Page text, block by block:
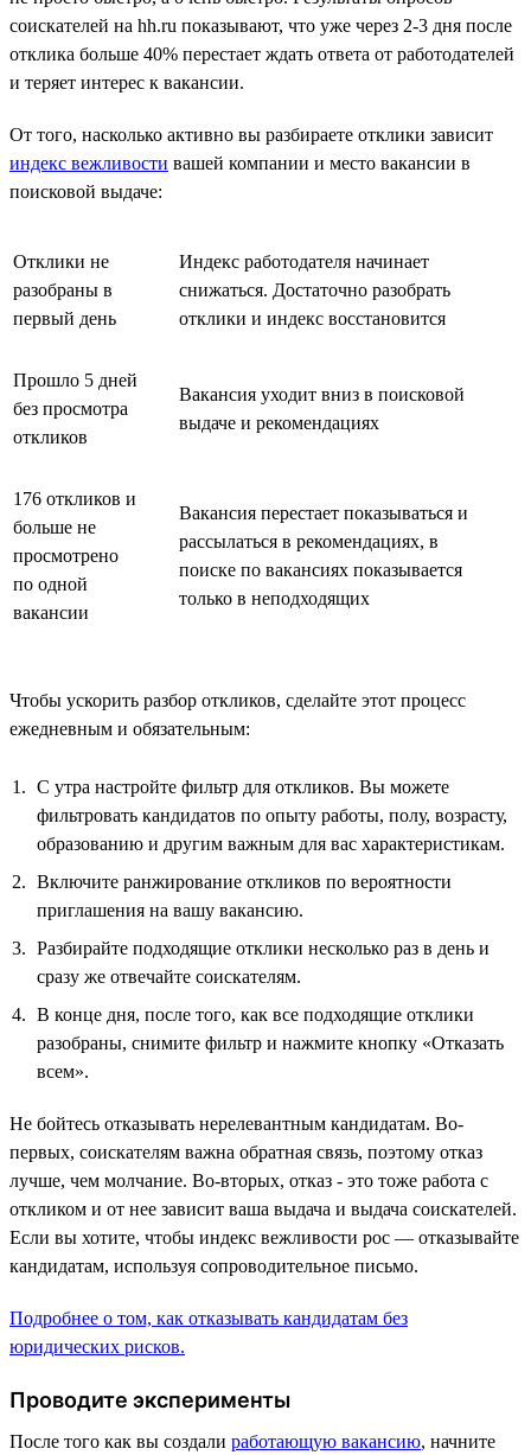
соискателей на hh.ru показывают, что уже через 2-3 дня после
отклика больше 40% перестает ждать ответа от работодателей
и теряет интерес к вакансии.
От того, насколько активно вы разбираете отклики зависит
индекс вежливости вашей компании и место вакансии в
поисковой выдаче:
Отклики не
разобраны в
первый день
Индекс работодателя начинает
снижаться. Достаточно разобрать
отклики и индекс восстановится
Прошло 5 дней
без просмотра
откликов
Вакансия уходит вниз в поисковой
выдаче и рекомендациях
176 откликов и
больше не
просмотрено
по одной
вакансии
Вакансия перестает показываться и
рассылаться в рекомендациях, в
поиске по вакансиях показывается
только в неподходящих
Чтобы ускорить разбор откликов, сделайте этот процесс
ежедневным и обязательным:
С утра настройте фильтр для откликов. Вы можете
фильтровать кандидатов по опыту работы, полу, возрасту,
образованию и другим важным для вас характеристикам.
Включите ранжирование откликов по вероятности
приглашения на вашу вакансию.
Разбирайте подходящие отклики несколько раз в день и
сразу же отвечайте соискателям.
В конце дня, после того, как все подходящие отклики
разобраны, снимите фильтр и нажмите кнопку «Отказать
всем».
Не бойтесь отказывать нерелевантным кандидатам. Во-
первых, соискателям важна обратная связь, поэтому отказ
лучше, чем молчание. Во-вторых, отказ - это тоже работа с
откликом и от нее зависит ваша выдача и выдача соискателей.
Если вы хотите, чтобы индекс вежливости рос — отказывайте
кандидатам, используя сопроводительное письмо.
Подробнее о том, как отказывать кандидатам без
юридических рисков.
Проводите эксперименты
После того как вы создали работающую вакансию, начните